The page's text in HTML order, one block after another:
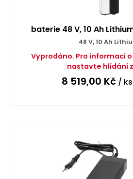
baterie 48 V, 10 Ah
48 V, 10 Ah
Vyprodáno. Pro informaci
nastavte hlídání
8 519,00 Kč / ks